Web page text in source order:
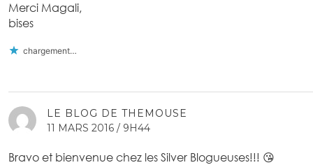
Merci Magali,
bises
chargement…
LE BLOG DE THEMOUSE
11 MARS 2016 / 9H44
Bravo et bienvenue chez les Silver Blogueuses!!! 😘